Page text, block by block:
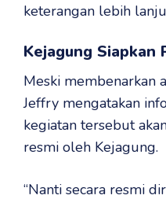
keterangan lebih
Kejagung Siapkan
Meski membenarkan
Jeffry mengatakan
kegiatan tersebut
resmi oleh Kejagung.
“Nanti secara resmi